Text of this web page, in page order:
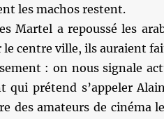
les machos restent.
Martel a repoussé les
le centre ville, ils auraient
: on nous signale
qui prétend s’appeler
des amateurs de cinéma